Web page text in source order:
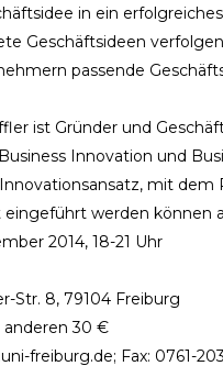
in ein
Geschäftsideen
passende
ist Gründer und
Innovation und
mit
werden können
2014, 18-21 Uhr
Str. 8, 79104 Freiburg
anderen 30 €
freiburg.de; Fax: 0761-203